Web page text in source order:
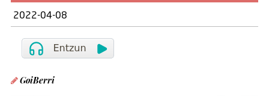
2022-04-08
GoiBerri